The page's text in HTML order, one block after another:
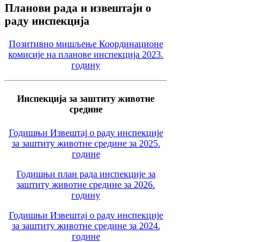
Планови рада и извештаји о
раду инспекција
Позитивно мишљење Координационе
комисије на планове инспекција 2023.
годину
Инспекција за заштиту животне
средине
Годишњи Извештај о раду инспекције
за заштиту животне средине за 2025.
године
Годишњи план рада инспекције за
заштиту животне средине за 2026.
годину
Годишњи Извештај о раду инспекције
за заштиту животне средине за 2024.
године